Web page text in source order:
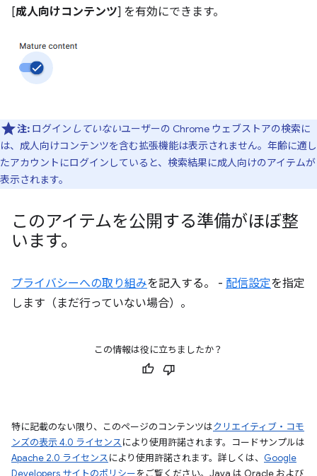
[成人向けコンテンツ] を有効にできます。
注: ログイン していないユーザーの Chrome ウェブストアの検索に
は、成人向けコンテンツを含む拡張機能は表示されません。年齢に適し
たアカウントにログインしていると、検索結果に成人向けのアイテムが
表示されます。
このアイテムを公開する準備がほぼ整
います。
プライバシーへの取り組みを記入する。 - 配信設定を指定
します（まだ行っていない場合）。
この情報は役に立ちましたか？
特に記載のない限り、このページのコンテンツはクリエイティブ・コモ
ンズの表示 4.0 ライセンスにより使用許諾されます。コードサンプルは
Apache 2.0 ライセンスにより使用許諾されます。詳しくは、 Google
Developers サイトのポリシーをご覧ください。Java は Oracle および